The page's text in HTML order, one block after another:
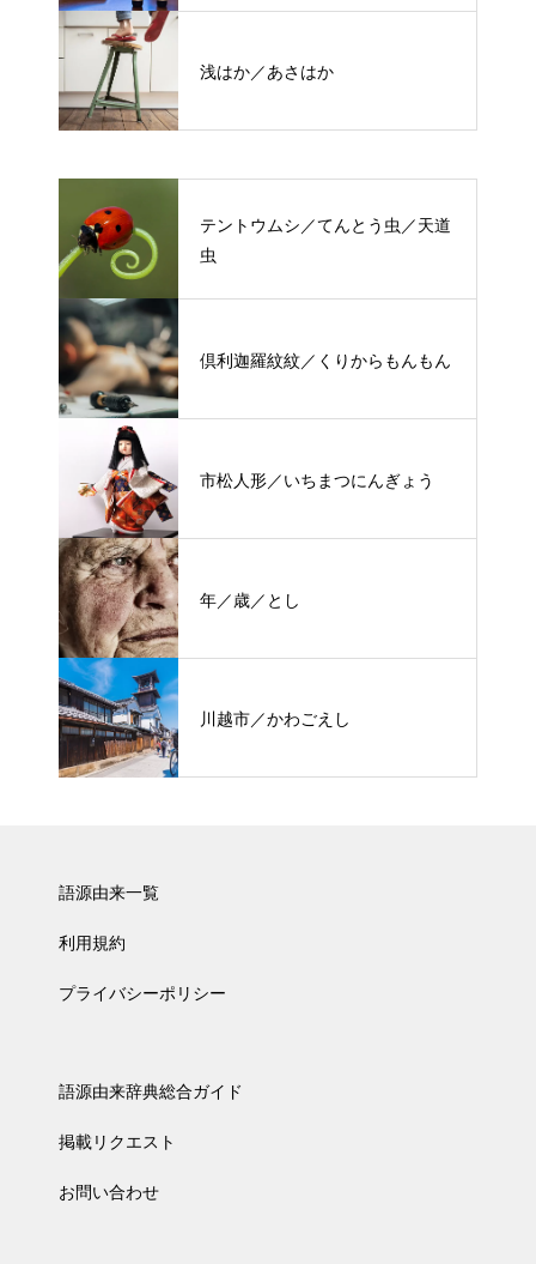
浅はか／あさはか
テントウムシ／てんとう虫／天道
虫
倶利迦羅紋紋／くりからもんもん
市松人形／いちまつにんぎょう
年／歳／とし
川越市／かわごえし
語源由来一覧
利用規約
プライバシーポリシー
語源由来辞典総合ガイド
掲載リクエスト
お問い合わせ